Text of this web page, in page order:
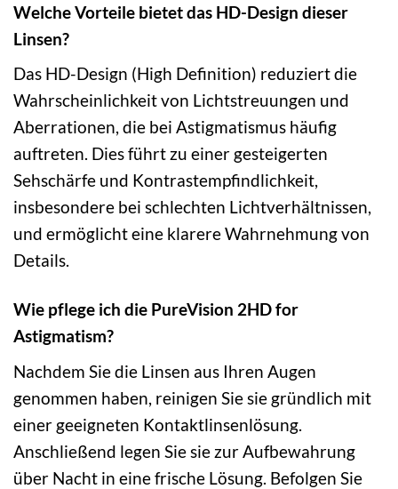
Welche Vorteile bietet das HD-Design dieser
Linsen?
Das HD-Design (High Definition) reduziert die
Wahrscheinlichkeit von Lichtstreuungen und
Aberrationen, die bei Astigmatismus häufig
auftreten. Dies führt zu einer gesteigerten
Sehschärfe und Kontrastempfindlichkeit,
insbesondere bei schlechten Lichtverhältnissen,
und ermöglicht eine klarere Wahrnehmung von
Details.
Wie pflege ich die PureVision 2HD for
Astigmatism?
Nachdem Sie die Linsen aus Ihren Augen
genommen haben, reinigen Sie sie gründlich mit
einer geeigneten Kontaktlinsenlösung.
Anschließend legen Sie sie zur Aufbewahrung
über Nacht in eine frische Lösung. Befolgen Sie